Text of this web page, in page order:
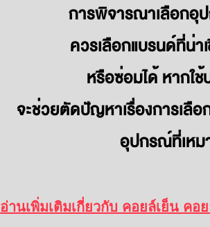
การพิจารณาเลือกอุ
ควรเลือกแบรนด์ที่น่
หรือซ่อมได้หากใ
จะช่วยตัดปัญหาเรื่องการเลือ
อุปกรณ์ที่เหม
อ่านเพิ่มเติมเกี่ยวกับ คอยล์เย็น ค